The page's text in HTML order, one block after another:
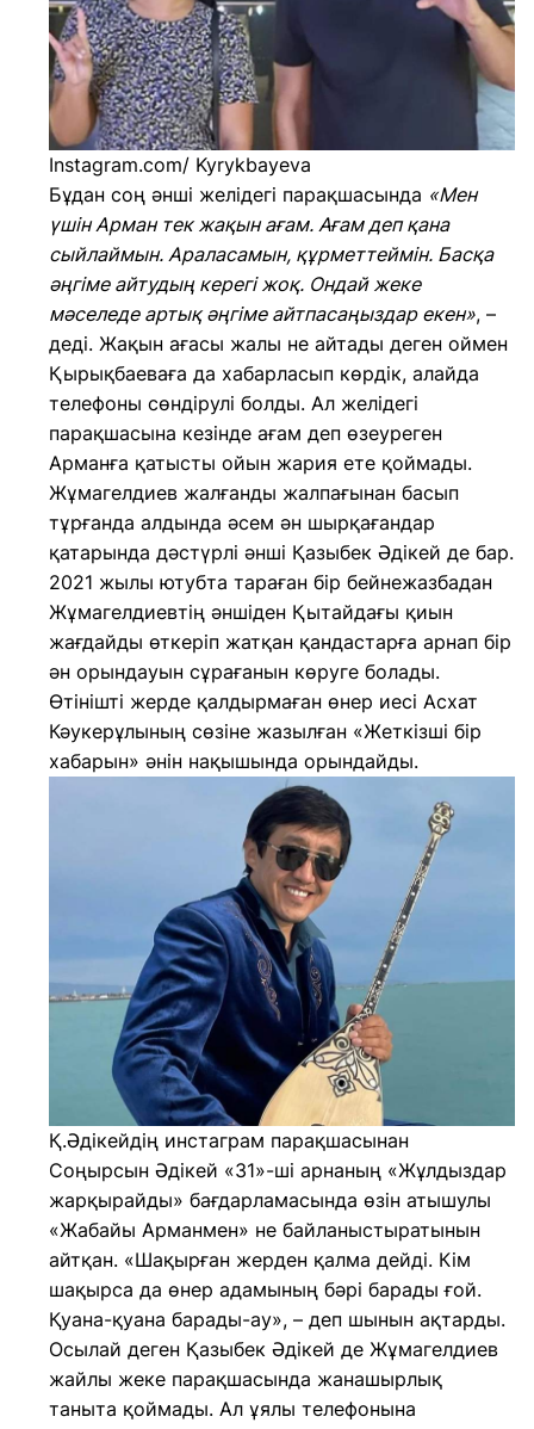
Instagram.com/ Kyrykbayeva
Бұдан соң әнші желідегі парақшасында «Мен
үшін Арман тек жақын ағам. Ағам деп қана
сыйлаймын. Араласамын, құрметтеймін. Басқа
әңгіме айтудың керегі жоқ. Ондай жеке
мәселеде артық әңгіме айтпасаңыздар екен», –
деді. Жақын ағасы жалы не айтады деген оймен
Қырықбаеваға да хабарласып көрдік, алайда
телефоны сөндірулі болды. Ал желідегі
парақшасына кезінде ағам деп өзеуреген
Арманға қатысты ойын жария ете қоймады.
Жұмагелдиев жалғанды жалпағынан басып
тұрғанда алдында әсем ән шырқағандар
қатарында дәстүрлі әнші Қазыбек Әдікей де бар.
2021 жылы ютубта тараған бір бейнежазбадан
Жұмагелдиевтің әншіден Қытайдағы қиын
жағдайды өткеріп жатқан қандастарға арнап бір
ән орындауын сұрағанын көруге болады.
Өтінішті жерде қалдырмаған өнер иесі Асхат
Кәукерұлының сөзіне жазылған «Жеткізші бір
хабарын» әнін нақышында орындайды.
Қ.Әдікейдің инстаграм парақшасынан
Соңырсын Әдікей «31»-ші арнаның «Жұлдыздар
жарқырайды» бағдарламасында өзін атышулы
«Жабайы Арманмен» не байланыстыратынын
айтқан. «Шақырған жерден қалма дейді. Кім
шақырса да өнер адамының бәрі барады ғой.
Қуана-қуана барады-ау», – деп шынын ақтарды.
Осылай деген Қазыбек Әдікей де Жұмагелдиев
жайлы жеке парақшасында жанашырлық
таныта қоймады. Ал ұялы телефонына